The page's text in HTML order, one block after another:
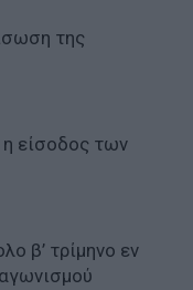
της
είσοδος των
β’ τρίμηνο εν